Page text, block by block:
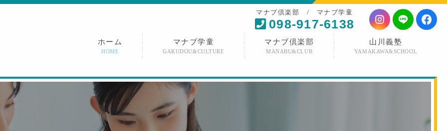
マナブ倶楽部 / マナブ学童
098-917-6138
ホーム
HOME
マナブ学童
GAKUDOU&CULTURE
マナブ倶楽部
MANABU&CLUB
山川義塾
YAMAKAWA&SCHOOL